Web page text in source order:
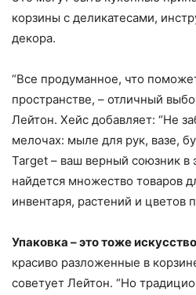
корзины с деликатесами,
декора.
“Все продуманное, что
пространстве, – отличный
Лейтон. Хейс добавляет: “Не
мелочах: мыле для рук, вазе,
Target – ваш верный союзник в
найдется множество товаров
инвентаря, растений и цветов
Упаковка – это тоже
красиво разложенные в
советует Лейтон. “Но